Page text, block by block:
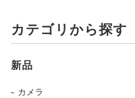
カテゴリから探す
新品
カメラ